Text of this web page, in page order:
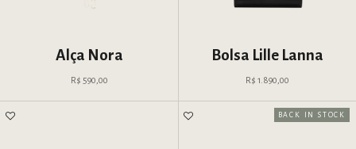
Alça Nora
Preço promocional
R$ 590,00
Bolsa Lille Lanna
Preço promocional
R$ 1.890,00
BACK IN STOCK